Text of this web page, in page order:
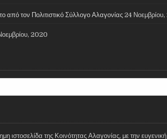
από τον Πολιτιστικό Σύλλογο Αλαγονίας24
2020
της Κοινότητας Αλαγονίας, με την